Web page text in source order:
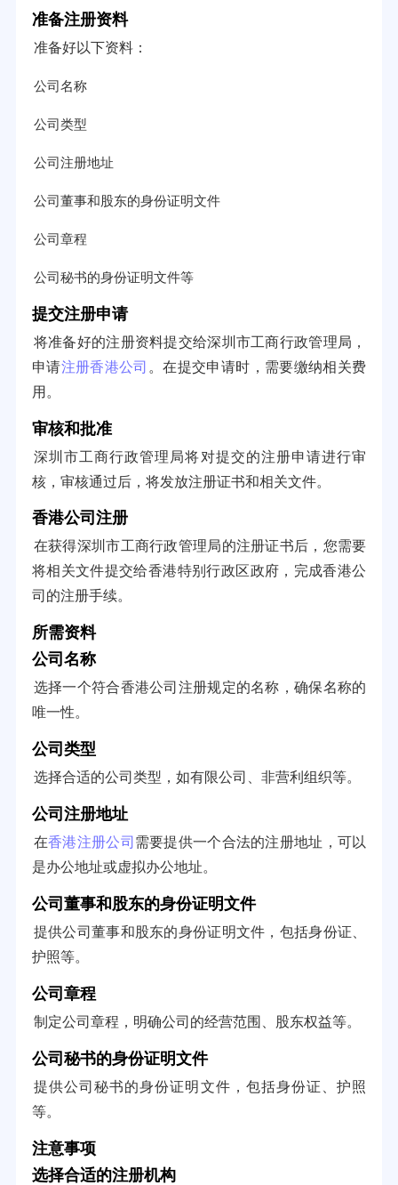
准备注册资料
准备好以下资料：
公司名称
公司类型
公司注册地址
公司董事和股东的身份证明文件
公司章程
公司秘书的身份证明文件等
提交注册申请
将准备好的注册资料提交给深圳市工商行政管理局，
申请注册香港公司 。在提交申请时，需要缴纳相关费
用。
审核和批准
深圳市工商行政管理局将对提交的注册申请进行审
核，审核通过后，将发放注册证书和相关文件。
香港公司注册
在获得深圳市工商行政管理局的注册证书后，您需要
将相关文件提交给香港特别行政区政府，完成香港公
司的注册手续。
所需资料
公司名称
选择一个符合香港公司注册规定的名称，确保名称的
唯一性。
公司类型
选择合适的公司类型，如有限公司、非营利组织等。
公司注册地址
在香港注册公司 需要提供一个合法的注册地址，可以
是办公地址或虚拟办公地址。
公司董事和股东的身份证明文件
提供公司董事和股东的身份证明文件，包括身份证、
护照等。
公司章程
制定公司章程，明确公司的经营范围、股东权益等。
公司秘书的身份证明文件
提供公司秘书的身份证明文件，包括身份证、护照
等。
注意事项
选择合适的注册机构